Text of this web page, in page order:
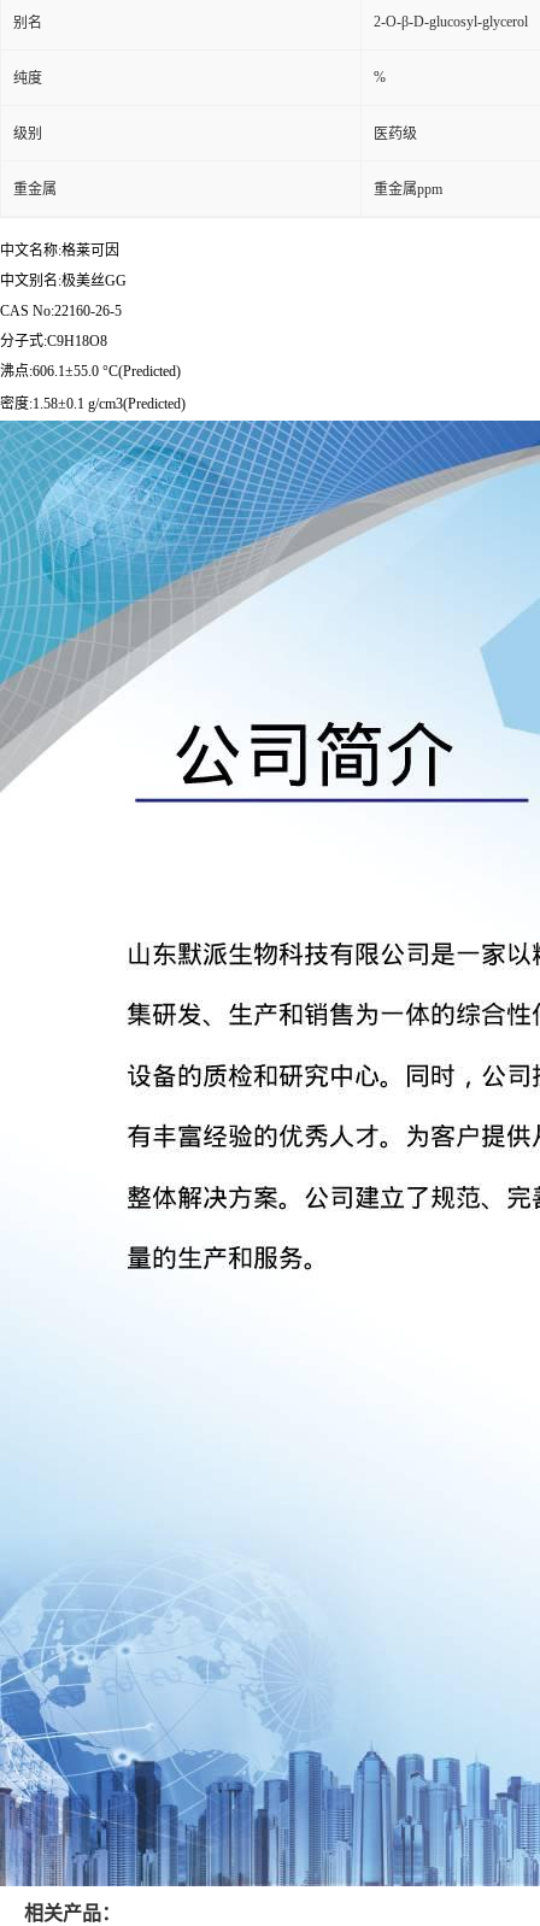
别名 2-O-β-D-glucosyl-glycerol
纯度 %
级别 医药级
重金属 重金属ppm
中文名称:格莱可因
中文别名:极美丝GG
CAS No:22160-26-5
分子式:C9H18O8
沸点:606.1±55.0 °C(Predicted)
密度:1.58±0.1 g/cm3(Predicted)
相关产品：